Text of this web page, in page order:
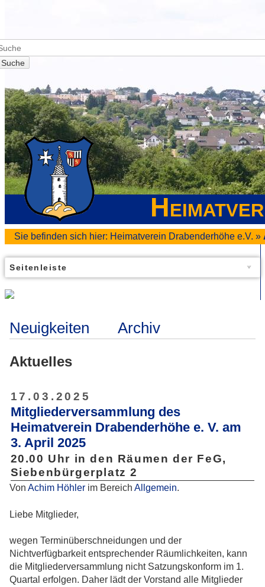
Suche
Sie befinden sich hier: Heimatverein Drabenderhöhe e.V. »
Seitenleiste
Neuigkeiten Archiv
Aktuelles
17.03.2025
Mitgliederversammlung des
Heimatverein Drabenderhöhe e. V. am
3. April 2025
20.00 Uhr in den Räumen der FeG,
Siebenbürgerplatz 2
Von Achim Höhler im Bereich Allgemein.
Liebe Mitglieder,
wegen Terminüberschneidungen und der
Nichtverfügbarkeit entsprechender Räumlichkeiten, kann
die Mitgliederversammlung nicht Satzungskonform im 1.
Quartal erfolgen. Daher lädt der Vorstand alle Mitglieder